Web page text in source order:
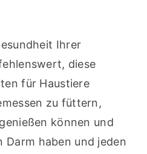
Ihrer
diese
für Haustiere
zu füttern,
können und
Darm haben und jeden